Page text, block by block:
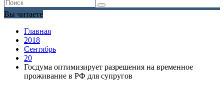
Вы читаете
Главная
2018
Сентябрь
20
Госдума оптимизирует разрешения на временное
проживание в РФ для супругов